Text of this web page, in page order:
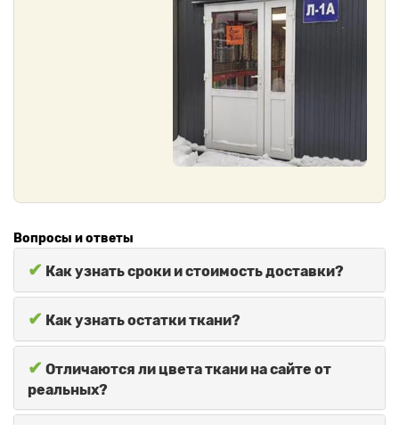
Вопросы и ответы
✔ Как узнать сроки и стоимость доставки?
✔ Как узнать остатки ткани?
✔ Отличаются ли цвета ткани на сайте от
реальных?